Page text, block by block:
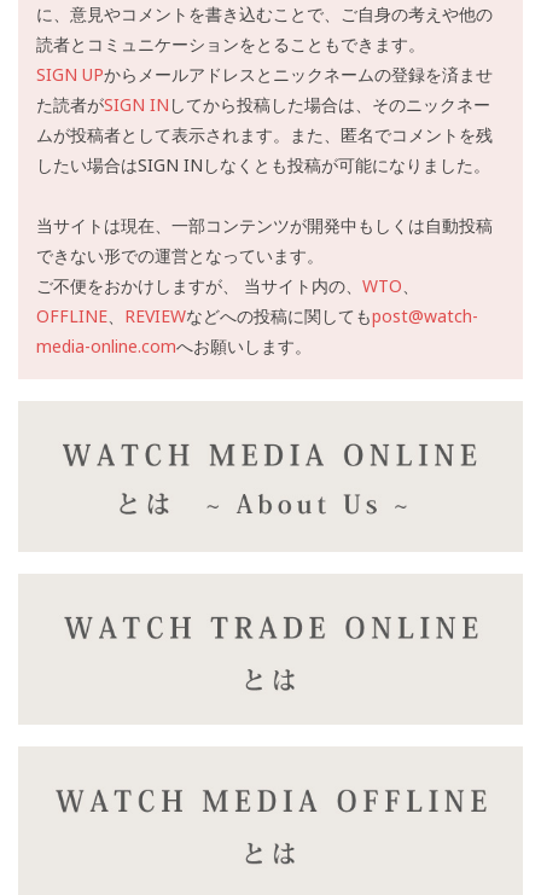
に、意見やコメントを書き込むことで、ご自身の考えや他の
読者とコミュニケーションをとることもできます。
SIGN UPからメールアドレスとニックネームの登録を済ませ
た読者がSIGN IN してから投稿した場合は、そのニックネー
ムが投稿者として表示されます。また、匿名でコメントを残
したい場合はSIGN INしなくとも投稿が可能になりました。
当サイトは現在、一部コンテンツが開発中もしくは自動投稿
できない形での運営となっています。
ご不便をおかけしますが、 当サイト内の、 WTO
OFFLINE
REVIEWなどへの投稿に関してもpost@watch-
media-online.comへお願いします。